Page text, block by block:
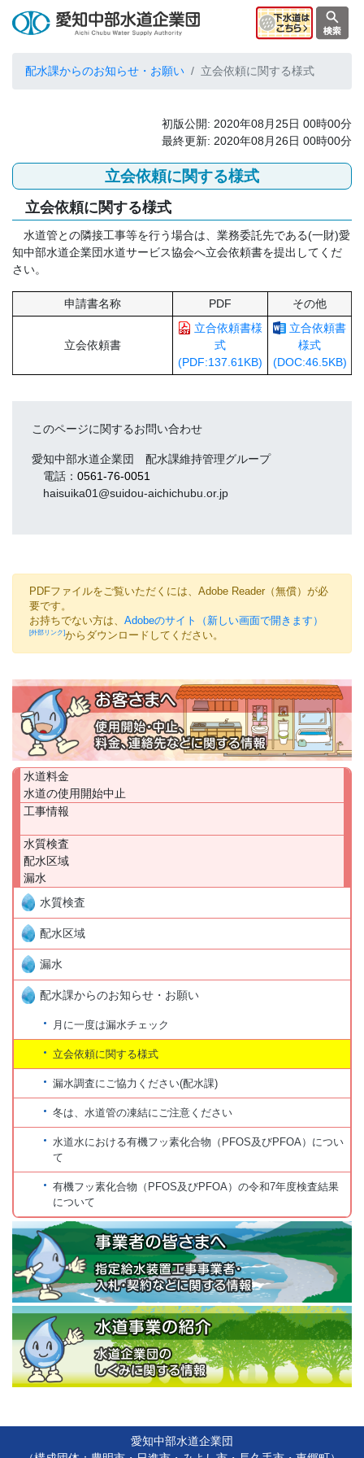
水道料金
水道の使用開始中止
工事情報
水質検査
配水区域
漏水
水質検査
配水区域
漏水
配水課からのお知らせ・お願い
月に一度は漏水チェック
立会依頼に関する様式
漏水調査にご協力ください(配水課)
冬は、水道管の凍結にご注意ください
水道水における有機フッ素化合物（PFOS及びPFOA）につい
て
有機フッ素化合物（PFOS及びPFOA）の令和7年度検査結果
について
配水課からのお知らせ・お願い 立会依頼に関する様式
初版公開: 2020年08月25日 00時00分
最終更新: 2020年08月26日 00時00分
立会依頼に関する様式
立会依頼に関する様式
水道管との隣接工事等を行う場合は、業務委託先である(一財)愛
知中部水道企業団水道サービス協会へ立会依頼書を提出してくだ
さい。
申請書名称 PDF その他
立会依頼書
立合依頼書様
式
(PDF:137.61KB)
立合依頼書
様式
(DOC:46.5KB)
このページに関するお問い合わせ
愛知中部水道企業団 配水課維持管理グループ
電話： 0561-76-0051
haisuika01@suidou-aichichubu.or.jp
PDFファイルをご覧いただくには、Adobe Reader（無償）が必
要です。
お持ちでない方は、 Adobeのサイト（新しい画面で開きます）
からダウンロードしてください。
愛知中部水道企業団